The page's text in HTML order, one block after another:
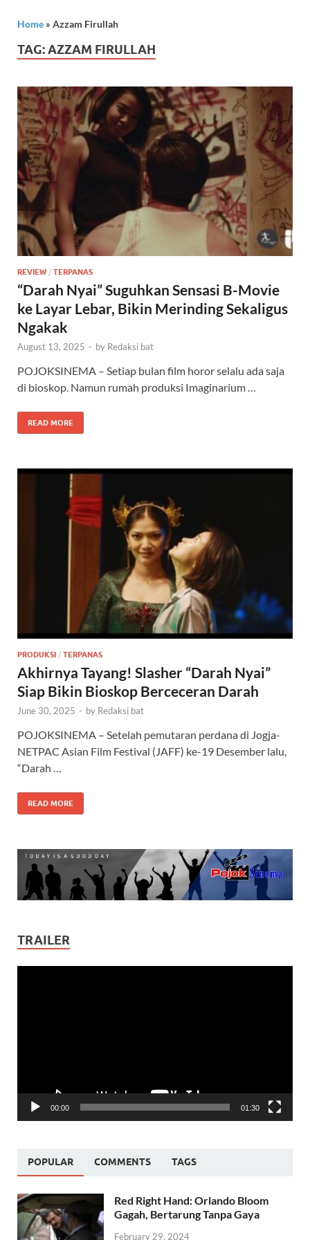
Home » Azzam Firullah
TAG:AZZAM FIRULLAH
REVIEW / TERPANAS
“Darah Nyai” Suguhkan Sensasi B-Movie
ke Layar Lebar, Bikin Merinding Sekaligus
Ngakak
August 13, 2025 - by Redaksi bat
POJOKSINEMA – Setiap bulan film horor selalu ada saja
di bioskop. Namun rumah produksi Imaginarium …
READ MORE
PRODUKSI / TERPANAS
Akhirnya Tayang! Slasher “Darah Nyai”
Siap Bikin Bioskop Berceceran Darah
June 30, 2025 - by Redaksi bat
POJOKSINEMA – Setelah pemutaran perdana di Jogja-
NETPAC Asian Film Festival (JAFF) ke-19 Desember lalu,
“Darah …
READ MORE
TRAILER
00:00 01:30
POPULAR COMMENTS TAGS
Red Right Hand: Orlando Bloom
Gagah, Bertarung Tanpa Gaya
February 29, 2024